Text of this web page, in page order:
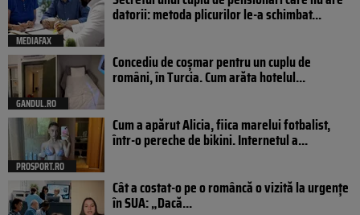
MEDIAFAX
datorii: metoda plicurilor le-a schimbat...
GANDUL.RO
Concediu de coșmar pentru un cuplu de
români, în Turcia. Cum arăta hotelul...
PROSPORT.RO
Cum a apărut Alicia, fiica marelui fotbalist,
într-o pereche de bikini. Internetul a...
Cât a costat-o pe o româncă o vizită la urgențe
în SUA: „Dacă...